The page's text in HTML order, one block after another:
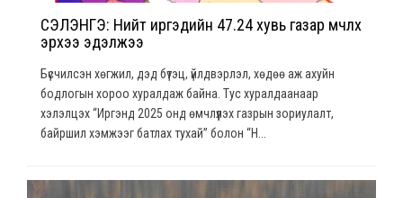
СЭЛЭНГЭ: Нийт иргэдийн 47.24 хувь газар өмчлөх
эрхээ эдэлжээ
Бүсчилсэн хөгжил, дэд бүтэц, үйлдвэрлэл, хөдөө аж ахуйн
бодлогын хороо хуралдаж байна. Тус хуралдаанаар
хэлэлцэх “Иргэнд 2025 онд өмчлүүлэх газрын зориулалт,
байршил хэмжээг батлах тухай” болон “Н...